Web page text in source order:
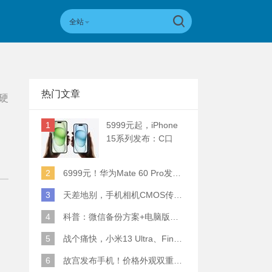
全站
热门文章
1
5999元起，iPhone
15系列发布：C口
2
6999元！华为Mate 60 Pro发布：麒麟9000S+卫星通话 (附初步跑分)
3 天差地别，手机相机CMOS传感器实际面积对比
4 科普：微信备份方案+电脑版丢失数据恢复指南
5 战个痛快，小米13 Ultra、Find X6 Pro、vivo X90 Pro+、小米12SU拍照横评
6 故宫发布手机！价格外观双重逆天！